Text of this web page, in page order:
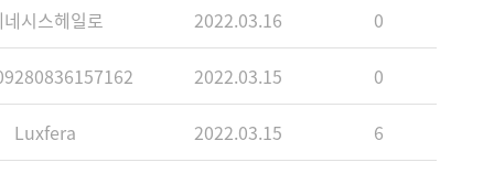
네시스헤일로 2022.03.16 0
2022.03.15 0
Luxfera 2022.03.15 6